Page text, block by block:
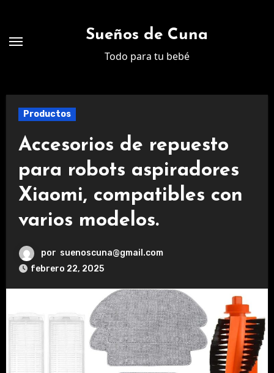
contenido
Sueños de Cuna
Todo para tu bebé
Productos
Accesorios de repuesto
para robots aspiradores
Xiaomi, compatibles con
varios modelos.
por suenoscuna@gmail.com
febrero 22, 2025